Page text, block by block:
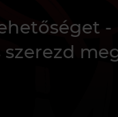
szerezd